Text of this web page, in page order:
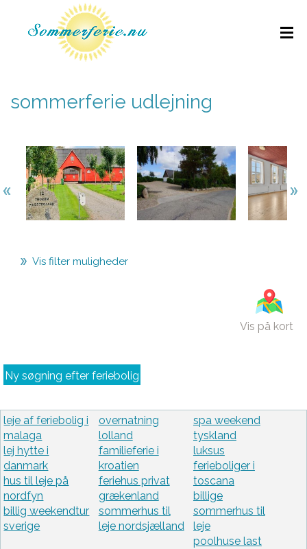
sommerferie udlejning
Vis filter muligheder
Vis på kort
Ny søgning efter feriebolig
leje af feriebolig i
malaga
lej hytte i
danmark
hus til leje på
nordfyn
billig weekendtur
sverige
overnatning
lolland
familieferie i
kroatien
feriehus privat
grækenland
sommerhus til
leje nordsjælland
spa weekend
tyskland
luksus
ferieboliger i
toscana
billige
sommerhus til
leje
poolhuse last